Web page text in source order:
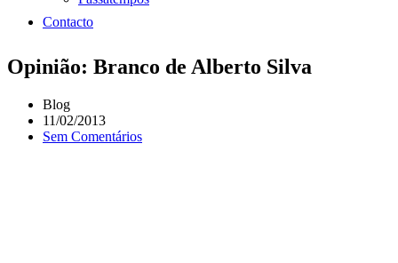
Contacto
Opinião: Branco de Alberto Silva
Blog
11/02/2013
Sem Comentários